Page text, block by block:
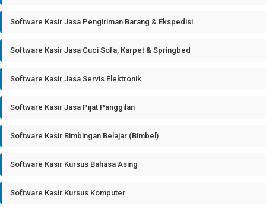
Software Kasir Jasa Pengiriman Barang & Ekspedisi
Software Kasir Jasa Cuci Sofa, Karpet & Springbed
Software Kasir Jasa Servis Elektronik
Software Kasir Jasa Pijat Panggilan
Software Kasir Bimbingan Belajar (Bimbel)
Software Kasir Kursus Bahasa Asing
Software Kasir Kursus Komputer